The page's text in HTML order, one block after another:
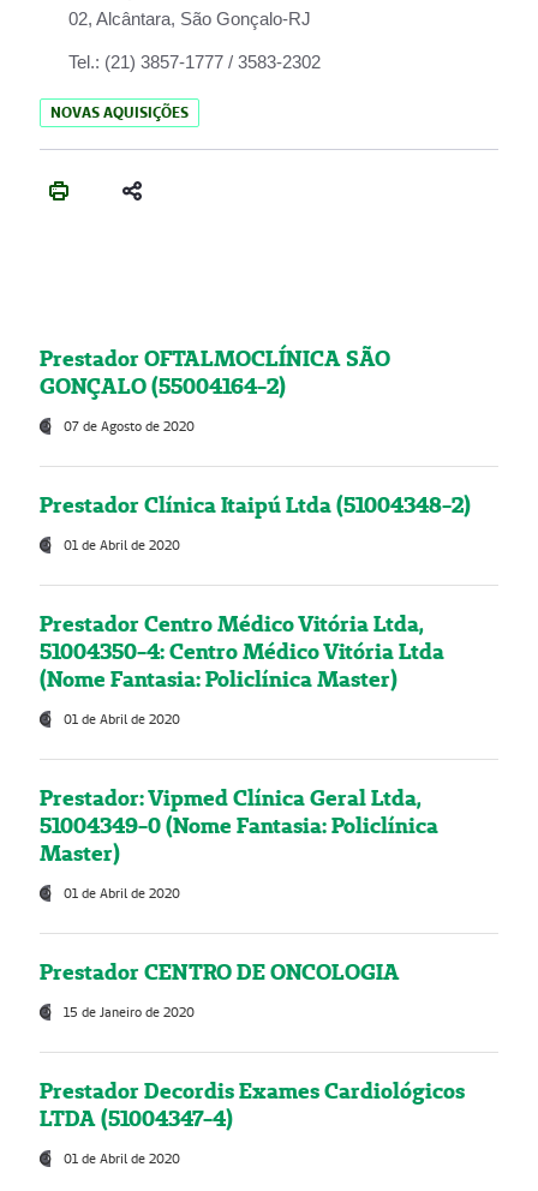
02, Alcântara, São Gonçalo-RJ
Tel.: (21) 3857-1777 / 3583-2302
NOVAS AQUISIÇÕES
Prestador OFTALMOCLÍNICA SÃO
GONÇALO (55004164-2)
07 de Agosto de 2020
Prestador Clínica Itaipú Ltda (51004348-2)
01 de Abril de 2020
Prestador Centro Médico Vitória Ltda,
51004350-4: Centro Médico Vitória Ltda
(Nome Fantasia: Policlínica Master)
01 de Abril de 2020
Prestador: Vipmed Clínica Geral Ltda,
51004349-0 (Nome Fantasia: Policlínica
Master)
01 de Abril de 2020
Prestador CENTRO DE ONCOLOGIA
15 de Janeiro de 2020
Prestador Decordis Exames Cardiológicos
LTDA (51004347-4)
01 de Abril de 2020